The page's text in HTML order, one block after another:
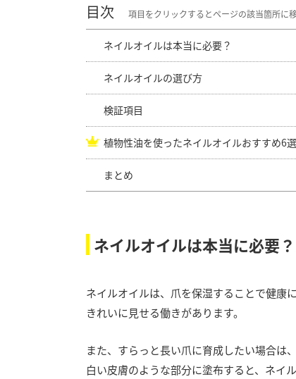
目次
ネイルオイルは本当に必要？
ネイルオイルの選び方
検証項目
植物性油を使ったネイルオイルおすすめ6選
まとめ
ネイルオイルは本当に必要？
ネイルオイルは、爪を保湿することで健康
きれいに見せる働きがあります。
また、すらっと長い爪に育成したい場合は
白い皮膚のような部分に塗布すると、ネイ